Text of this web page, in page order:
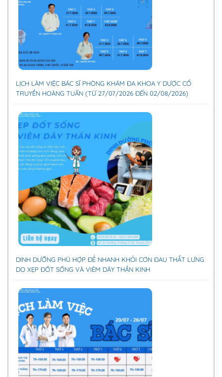
LỊCH LÀM VIỆC BÁC SĨ PHÒNG KHÁM ĐA KHOA Y DƯỢC CỔ
TRUYỀN HOÀNG TUẤN (TỪ 27/07/2026 ĐẾN 02/08/2026)
DINH DƯỠNG PHÙ HỢP ĐỂ NHANH KHỎI CƠN ĐAU THẮT LƯNG
DO XẸP ĐỐT SỐNG VÀ VIÊM DÂY THẦN KINH